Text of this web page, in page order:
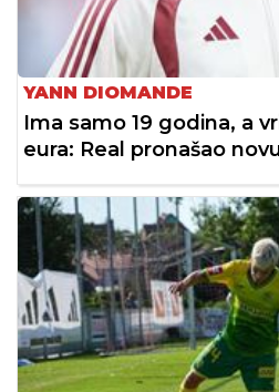
YANN DIOMANDE
Ima samo 19 godina, a
eura: Real pronašao